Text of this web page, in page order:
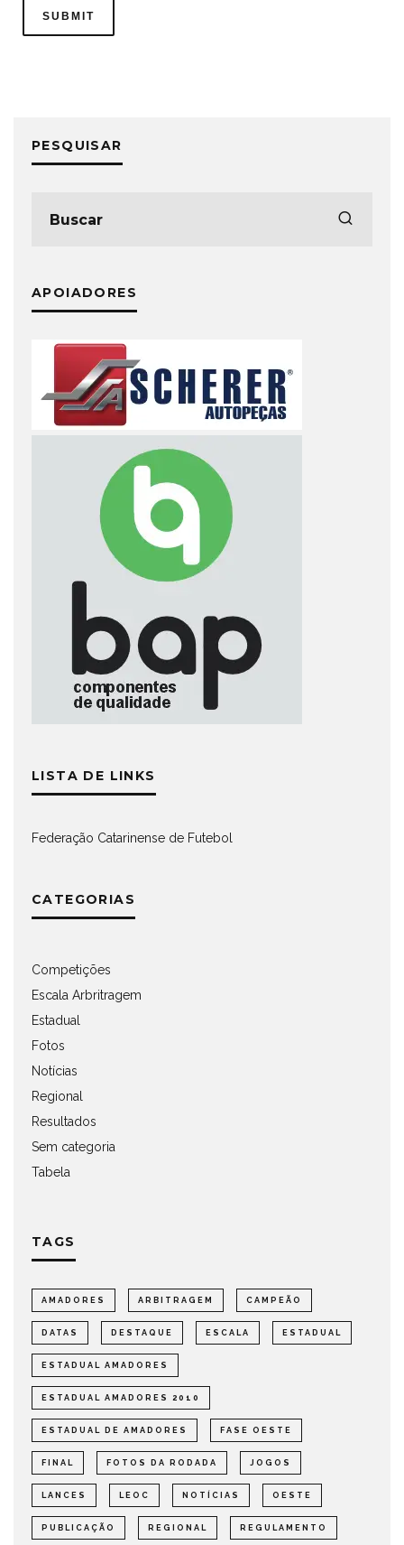
PESQUISAR
APOIADORES
LISTA DE LINKS
Federação Catarinense de Futebol
CATEGORIAS
Competições
Escala Arbritragem
Estadual
Fotos
Notícias
Regional
Resultados
Sem categoria
Tabela
TAGS
AMADORES ARBITRAGEM CAMPEÃO
DATAS DESTAQUE ESCALA ESTADUAL
ESTADUAL AMADORES
ESTADUAL AMADORES 2010
ESTADUAL DE AMADORES FASE OESTE
FINAL FOTOS DA RODADA JOGOS
LANCES LEOC NOTÍCIAS OESTE
PUBLICAÇÃO REGIONAL REGULAMENTO